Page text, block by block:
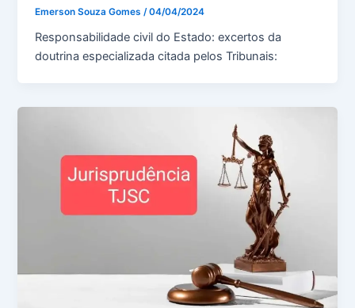
Emerson Souza Gomes /04/04/2024
Responsabilidade civil do Estado: excertos da
doutrina especializada citada pelos Tribunais: